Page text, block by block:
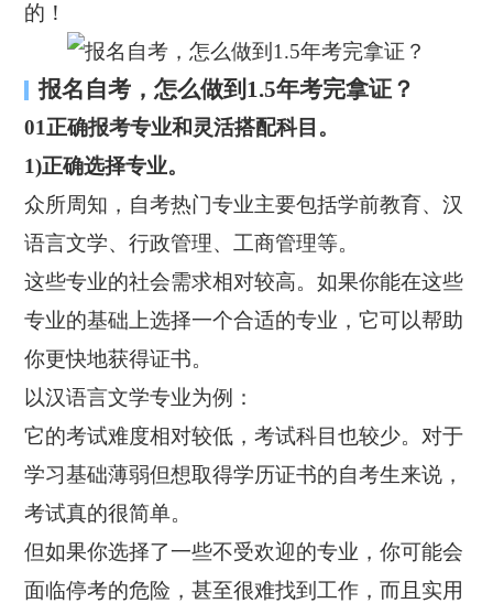
的！
报名自考，怎么做到1.5年考完拿证？
01正确报考专业和灵活搭配科目。
1)正确选择专业。
众所周知，自考热门专业主要包括学前教育、汉
语言文学、行政管理、工商管理等。
这些专业的社会需求相对较高。如果你能在这些
专业的基础上选择一个合适的专业，它可以帮助
你更快地获得证书。
以汉语言文学专业为例：
它的考试难度相对较低，考试科目也较少。对于
学习基础薄弱但想取得学历证书的自考生来说，
考试真的很简单。
但如果你选择了一些不受欢迎的专业，你可能会
面临停考的危险，甚至很难找到工作，而且实用